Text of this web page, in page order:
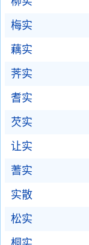
梅实
藕实
荠实
耆实
芡实
让实
蓍实
实散
松实